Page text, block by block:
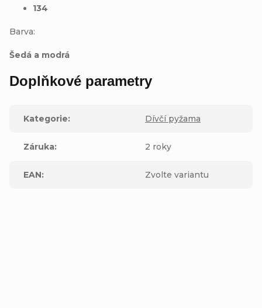
134
Barva:
Šedá a modrá
Doplňkové parametry
Kategorie: Dívčí pyžama
Záruka: 2 roky
EAN: Zvolte variantu